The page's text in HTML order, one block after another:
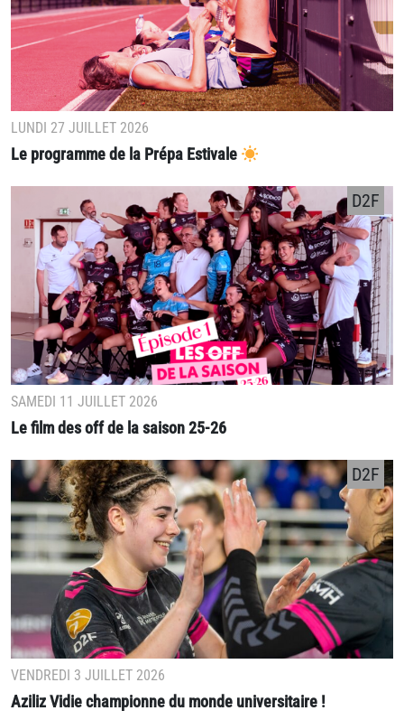
LUNDI 27 JUILLET 2026
Le programme de la Prépa Estivale
SAMEDI 11 JUILLET 2026
Le film des off de la saison 25-26
D2F
VENDREDI 3 JUILLET 2026
Aziliz Vidie championne du monde universitaire !
D2F